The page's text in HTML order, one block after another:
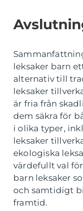
leksaker barn
alternativ till
leksaker
är fria från
dem säkra för
i olika typer,
leksaker
ekologiska
värdefullt val
barn leksaker
och samtidigt
framtid.